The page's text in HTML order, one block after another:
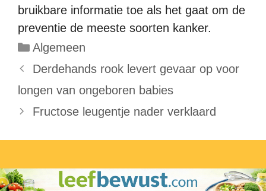
bruikbare informatie toe als het gaat om de
preventie de meeste soorten kanker.
Categorieën
Algemeen
Derdehands rook levert gevaar op voor
longen van ongeboren babies
Fructose leugentje nader verklaard